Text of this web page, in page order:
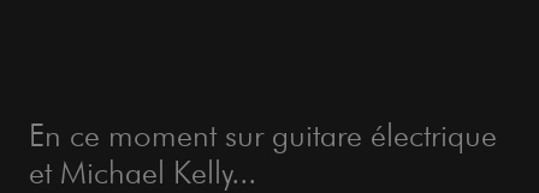
En ce moment sur guitare électrique
et Michael Kelly...